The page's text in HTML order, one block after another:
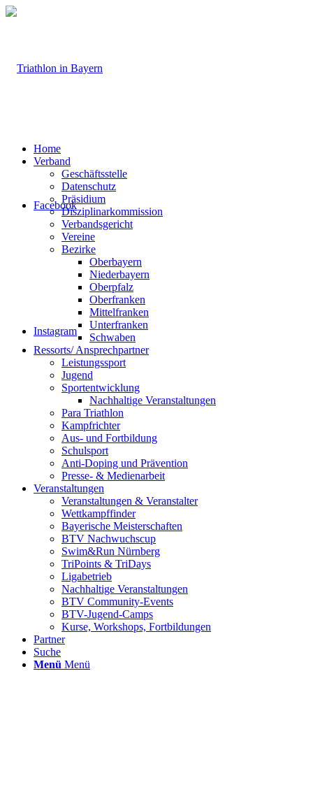
Facebook
Instagram
Home
Verband
Geschäftsstelle
Datenschutz
Präsidium
Disziplinarkommission
Verbandsgericht
Vereine
Bezirke
Oberbayern
Niederbayern
Oberpfalz
Oberfranken
Mittelfranken
Unterfranken
Schwaben
Ressorts/ Ansprechpartner
Leistungssport
Jugend
Sportentwicklung
Nachhaltige Veranstaltungen
Para Triathlon
Kampfrichter
Aus- und Fortbildung
Schulsport
Anti-Doping und Prävention
Presse- & Medienarbeit
Veranstaltungen
Veranstaltungen & Veranstalter
Wettkampffinder
Bayerische Meisterschaften
BTV Nachwuchscup
Swim&Run Nürnberg
TriPoints & TriDays
Ligabetrieb
Nachhaltige Veranstaltungen
BTV Community-Events
BTV-Jugend-Camps
Kurse, Workshops, Fortbildungen
Partner
Suche
Menü Menü